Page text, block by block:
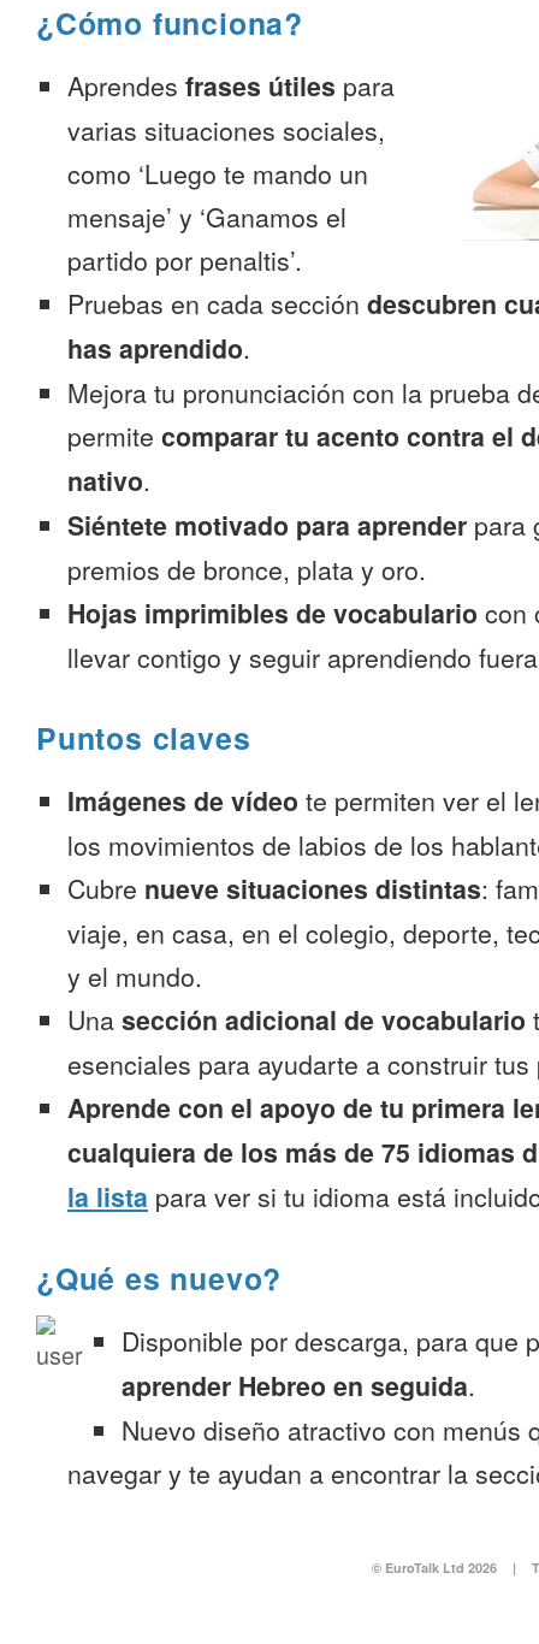
¿Cómo funciona?
Aprendes frases útiles para
varias situaciones sociales,
como ‘Luego te mando un
mensaje’ y ‘Ganamos el
partido por penaltis’.
Pruebas en cada sección descubren
has aprendido.
Mejora tu pronunciación con la prueba
permite comparar tu acento contra el
nativo.
Siéntete motivado para aprender para
premios de bronce, plata y oro.
Hojas imprimibles de vocabulario con
llevar contigo y seguir aprendiendo
Puntos claves
Imágenes de vídeo te permiten ver el
los movimientos de labios de los
Cubre nueve situaciones distintas:
viaje, en casa, en el colegio, deporte,
y el mundo.
Una sección adicional de vocabulario
esenciales para ayudarte a construir
Aprende con el apoyo de tu primera
cualquiera de los más de 75 idiomas
la lista para ver si tu idioma está
¿Qué es nuevo?
Disponible por descarga, para que
aprender Hebreo en seguida.
Nuevo diseño atractivo con menús
navegar y te ayudan a encontrar la
© EuroTalk Ltd 2026 |